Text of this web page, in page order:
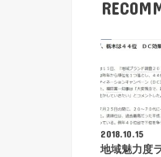
2018.10.15
地域魅力度